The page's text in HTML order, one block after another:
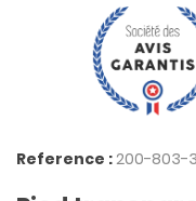
Reference :200-803-